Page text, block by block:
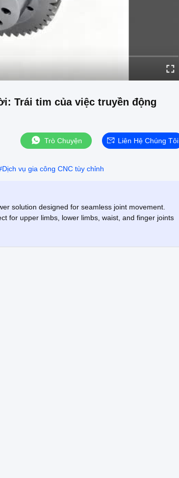
Trái tim của việc truyền động
Trò Chuyện Liên Hệ Chúng Tôi
Dịch vụ gia công CNC tùy chỉnh
solution designed for seamless joint movement.
for upper limbs, lower limbs, waist, and finger joints